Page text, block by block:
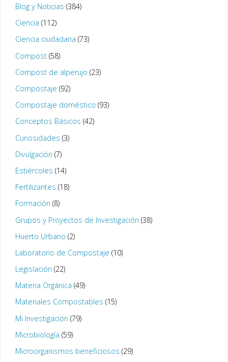
Blog y Noticias (384)
Ciencia (112)
Ciencia ciudadana (73)
Compost(58)
Compost de alperujo (23)
Compostaje (92)
Compostaje doméstico (93)
Conceptos Básicos (42)
Curiosidades (3)
Divulgación (7)
Estiércoles (14)
Fertilizantes (18)
Formación (8)
Grupos y Proyectos de Investigación (38)
Huerto Urbano (2)
Laboratorio de Compostaje (10)
Legislación (22)
Materia Orgánica (49)
Materiales Compostables (15)
Mi Investigación (79)
Microbiología (59)
Microorganismos beneficiosos (29)